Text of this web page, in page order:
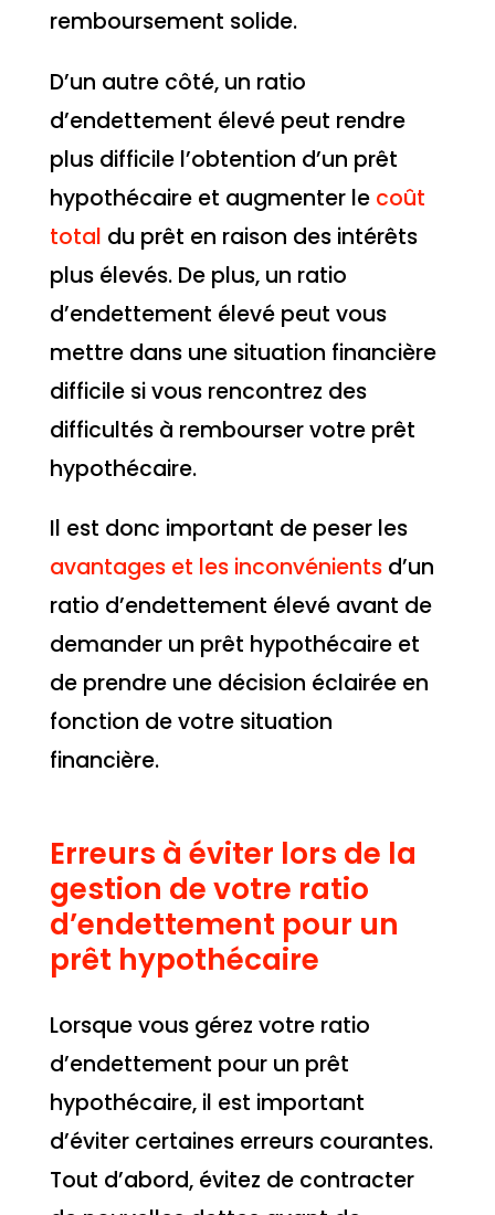
remboursement solide.
D’un autre côté, un ratio
d’endettement élevé peut rendre
plus difficile l’obtention d’un prêt
hypothécaire et augmenter le coût
total du prêt en raison des intérêts
plus élevés. De plus, un ratio
d’endettement élevé peut vous
mettre dans une situation financière
difficile si vous rencontrez des
difficultés à rembourser votre prêt
hypothécaire.
Il est donc important de peser les
avantages et les inconvénientsd’un
ratio d’endettement élevé avant de
demander un prêt hypothécaire et
de prendre une décision éclairée en
fonction de votre situation
financière.
Erreurs à éviter lors de la
gestion de votre ratio
d’endettement pour un
prêt hypothécaire
Lorsque vous gérez votre ratio
d’endettement pour un prêt
hypothécaire, il est important
d’éviter certaines erreurs courantes.
Tout d’abord, évitez de contracter